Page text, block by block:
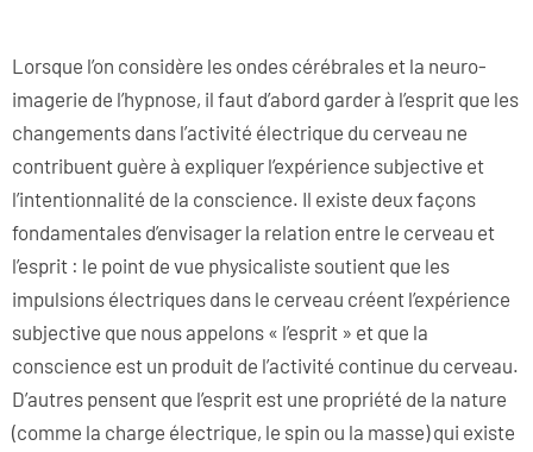
Lorsque l’on considère les ondes cérébrales et la neuro-
imagerie de l’hypnose, il faut d’abord garder à l’esprit que les
changements dans l’activité électrique du cerveau ne
contribuent guère à expliquer l’expérience subjective et
l’intentionnalité de la conscience. Il existe deux façons
fondamentales d’envisager la relation entre le cerveau et
l’esprit : le point de vue physicaliste soutient que les
impulsions électriques dans le cerveau créent l’expérience
subjective que nous appelons « l’esprit » et que la
conscience est un produit de l’activité continue du cerveau.
D’autres pensent que l’esprit est une propriété de la nature
(comme la charge électrique, le spin ou la masse) qui existe